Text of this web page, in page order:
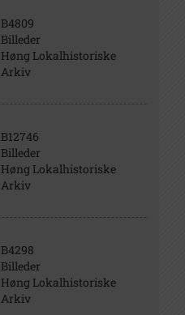
B4809
Billeder
Høng Lokalhistoriske
Arkiv
B12746
Billeder
Høng Lokalhistoriske
Arkiv
B4298
Billeder
Høng Lokalhistoriske
Arkiv